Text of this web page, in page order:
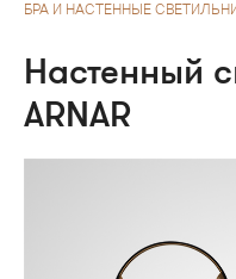
БРА И НАСТЕННЫЕ
Настенный
ARNAR